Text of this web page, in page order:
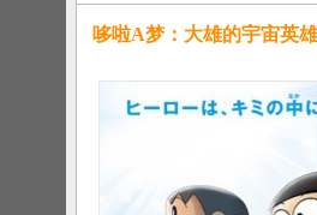
哆啦A梦：大雄的宇宙英